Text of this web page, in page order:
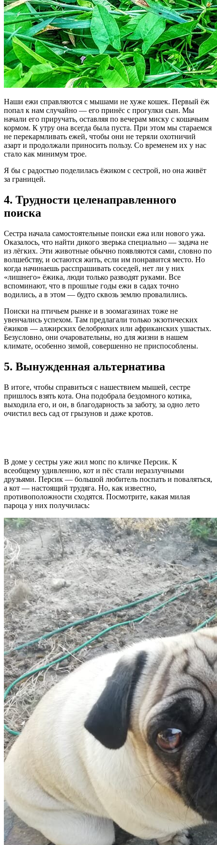
Наши ежи справляются с мышами не хуже кошек. Первый ёж
попал к нам случайно — его принёс с прогулки сын. Мы
начали его приручать, оставляя по вечерам миску с кошачьим
кормом. К утру она всегда была пуста. При этом мы стараемся
не перекармливать ежей, чтобы они не теряли охотничий
азарт и продолжали приносить пользу. Со временем их у нас
стало как минимум трое.
Я бы с радостью поделилась ёжиком с сестрой, но она живёт
за границей.
4. Трудности целенаправленного
поиска
Сестра начала самостоятельные поиски ежа или нового ужа.
Оказалось, что найти дикого зверька специально — задача не
из лёгких. Эти животные обычно появляются сами, словно по
волшебству, и остаются жить, если им понравится место. Но
когда начинаешь расспрашивать соседей, нет ли у них
«лишнего» ёжика, люди только разводят руками. Все
вспоминают, что в прошлые годы ежи в садах точно
водились, а в этом — будто сквозь землю провалились.
Поиски на птичьем рынке и в зоомагазинах тоже не
увенчались успехом. Там предлагали только экзотических
ёжиков — алжирских белобрюхих или африканских ушастых.
Безусловно, они очаровательны, но для жизни в нашем
климате, особенно зимой, совершенно не приспособлены.
5. Вынужденная альтернатива
В итоге, чтобы справиться с нашествием мышей, сестре
пришлось взять кота. Она подобрала бездомного котика,
выходила его, и он, в благодарность за заботу, за одно лето
очистил весь сад от грызунов и даже кротов.
В доме у сестры уже жил мопс по кличке Персик. К
всеобщему удивлению, кот и пёс стали неразлучными
друзьями. Персик — большой любитель поспать и поваляться,
а кот — настоящий трудяга. Но, как известно,
противоположности сходятся. Посмотрите, какая милая
пароца у них получилась: